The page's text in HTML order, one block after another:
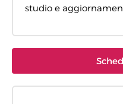
studio e